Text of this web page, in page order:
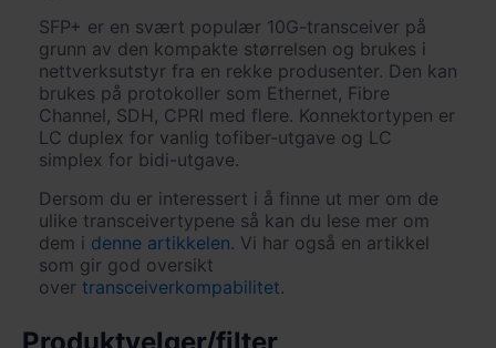
SFP+ er en svært populær 10G-transceiver på
grunn av den kompakte størrelsen og brukes i
nettverksutstyr fra en rekke produsenter. Den kan
brukes på protokoller som Ethernet, Fibre
Channel, SDH, CPRI med flere. Konnektortypen er
LC duplex for vanlig tofiber-utgave og LC
simplex for bidi-utgave.
Dersom du er interessert i å finne ut mer om de
ulike transceivertypene så kan du lese mer om
dem i denne artikkelen. Vi har også en artikkel
som gir god oversikt
over transceiverkompabilitet.